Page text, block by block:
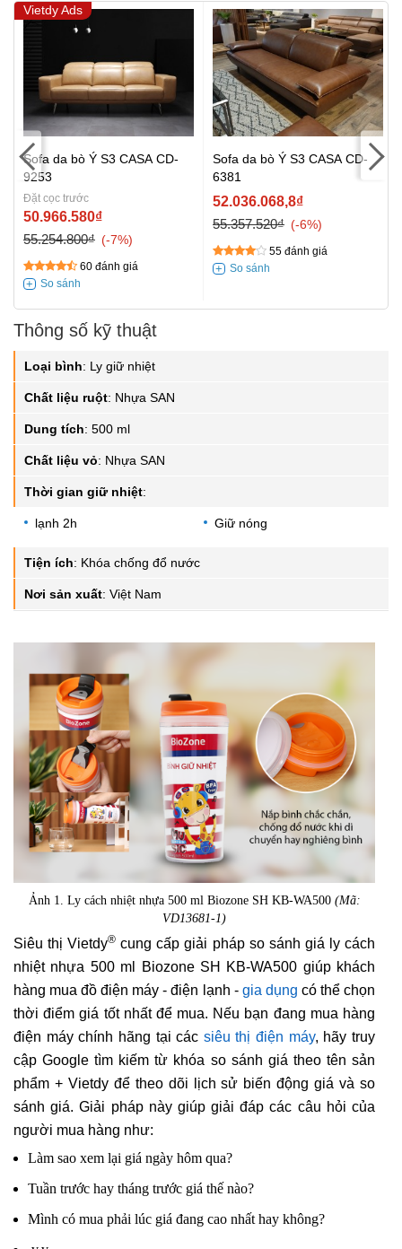
Vietdy Ads
Sofa da bò Ý S3 CASA CD-
9253
Đặt cọc trước
50.966.580₫
55.254.800₫
-7%
60 đánh giá
Sofa da bò Ý S3 CASA CD-
6381
52.036.068,8₫
55.357.520₫
-6%
55 đánh giá
Thông số kỹ thuật
Loại bình: Ly giữ nhiệt
Chất liệu ruột: Nhựa SAN
Dung tích: 500 ml
Chất liệu vỏ: Nhựa SAN
Thời gian giữ nhiệt:
lạnh 2h Giữ nóng
Tiện ích: Khóa chống đổ nước
Nơi sản xuất: Việt Nam
Ảnh 1. Ly cách nhiệt nhựa 500 ml Biozone SH KB-WA500 (Mã:
VD13681-1)
Siêu thị Vietdy® cung cấp giải pháp so sánh giá ly cách
nhiệt nhựa 500 ml Biozone SH KB-WA500 giúp khách
hàng mua đồ điện máy - điện lạnh - gia dụng có thể chọn
thời điểm giá tốt nhất để mua. Nếu bạn đang mua hàng
điện máy chính hãng tại các siêu thị điện máy, hãy truy
cập Google tìm kiếm từ khóa so sánh giá theo tên sản
phẩm + Vietdy để theo dõi lịch sử biến động giá và so
sánh giá. Giải pháp này giúp giải đáp các câu hỏi của
người mua hàng như:
Làm sao xem lại giá ngày hôm qua?
Tuần trước hay tháng trước giá thế nào?
Mình có mua phải lúc giá đang cao nhất hay không?